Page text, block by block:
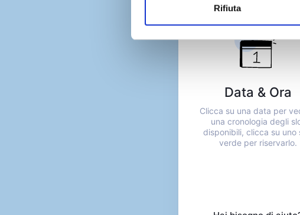
Rifiuta
Data & Ora
Clicca su una data per
una cronologia degli
disponibili, clicca su uno
verde per riservarlo.